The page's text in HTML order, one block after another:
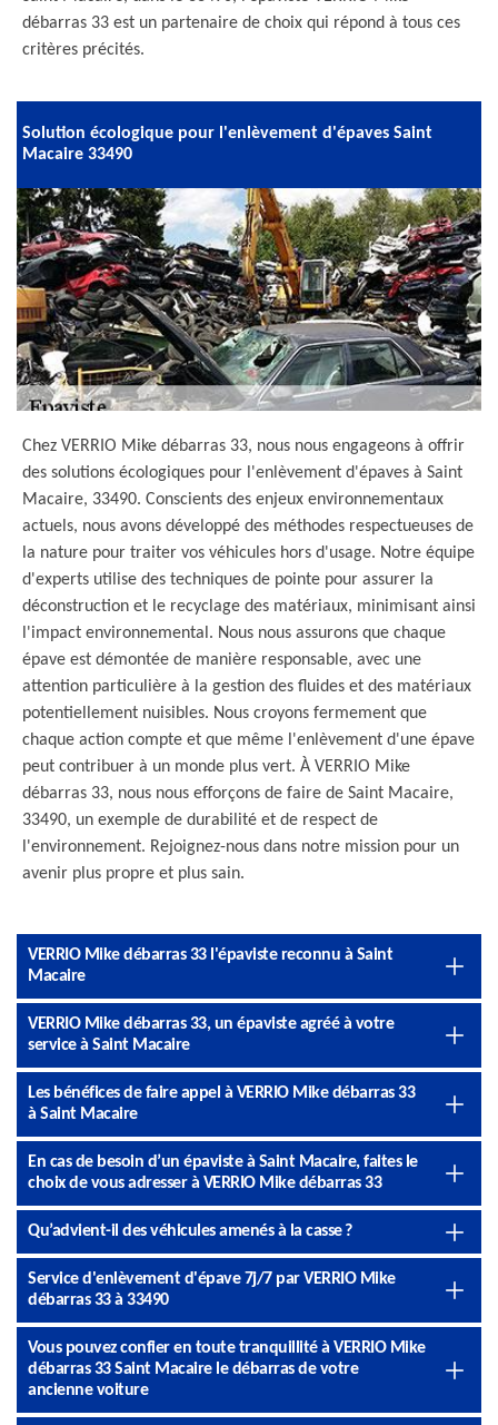
débarras 33 est un partenaire de choix qui répond à tous ces
critères précités.
Solution écologique pour l'enlèvement d'épaves Saint
Macaire 33490
Chez VERRIO Mike débarras 33, nous nous engageons à offrir
des solutions écologiques pour l'enlèvement d'épaves à Saint
Macaire, 33490. Conscients des enjeux environnementaux
actuels, nous avons développé des méthodes respectueuses de
la nature pour traiter vos véhicules hors d'usage. Notre équipe
d'experts utilise des techniques de pointe pour assurer la
déconstruction et le recyclage des matériaux, minimisant ainsi
l'impact environnemental. Nous nous assurons que chaque
épave est démontée de manière responsable, avec une
attention particulière à la gestion des fluides et des matériaux
potentiellement nuisibles. Nous croyons fermement que
chaque action compte et que même l'enlèvement d'une épave
peut contribuer à un monde plus vert. À VERRIO Mike
débarras 33, nous nous efforçons de faire de Saint Macaire,
33490, un exemple de durabilité et de respect de
l'environnement. Rejoignez-nous dans notre mission pour un
avenir plus propre et plus sain.
VERRIO Mike débarras 33 l'épaviste reconnu à Saint
Macaire
VERRIO Mike débarras 33, un épaviste agréé à votre
service à Saint Macaire
Les bénéfices de faire appel à VERRIO Mike débarras 33
à Saint Macaire
En cas de besoin d’un épaviste à Saint Macaire, faites le
choix de vous adresser à VERRIO Mike débarras 33
Qu’advient-il des véhicules amenés à la casse ?
Service d'enlèvement d'épave 7j/7 par VERRIO Mike
débarras 33 à 33490
Vous pouvez confier en toute tranquillité à VERRIO Mike
débarras 33 Saint Macaire le débarras de votre
ancienne voiture